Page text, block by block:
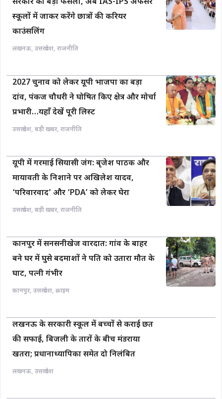
स्कूलों में जाकर करेंगे छात्रों की करियर
काउंसलिंग
लखनऊ, उत्तरप्रदेश, राजनीति
2027 चुनाव को लेकर यूपी भाजपा का बड़ा
दांव, पंकज चौधरी ने घोषित किए क्षेत्र और मोर्चा
प्रभारी…यहाँ देखें पूरी लिस्ट
उत्तरप्रदेश, बड़ी खबर, राजनीति
यूपी में गरमाई सियासी जंग: बृजेश पाठक और
मायावती के निशाने पर अखिलेश यादव,
‘परिवारवाद’ और ‘PDA’ को लेकर घेरा
उत्तरप्रदेश, बड़ी खबर, राजनीति
कानपुर में सनसनीखेज वारदात: गांव के बाहर
बने घर में घुसे बदमाशों ने पति को उतारा मौत के
घाट, पत्नी गंभीर
कानपुर, उत्तरप्रदेश, क्राइम
लखनऊ के सरकारी स्कूल में बच्चों से कराई छत
की सफाई, बिजली के तारों के बीच मंडराया
खतरा; प्रधानाध्यापिका समेत दो निलंबित
लखनऊ, उत्तरप्रदेश